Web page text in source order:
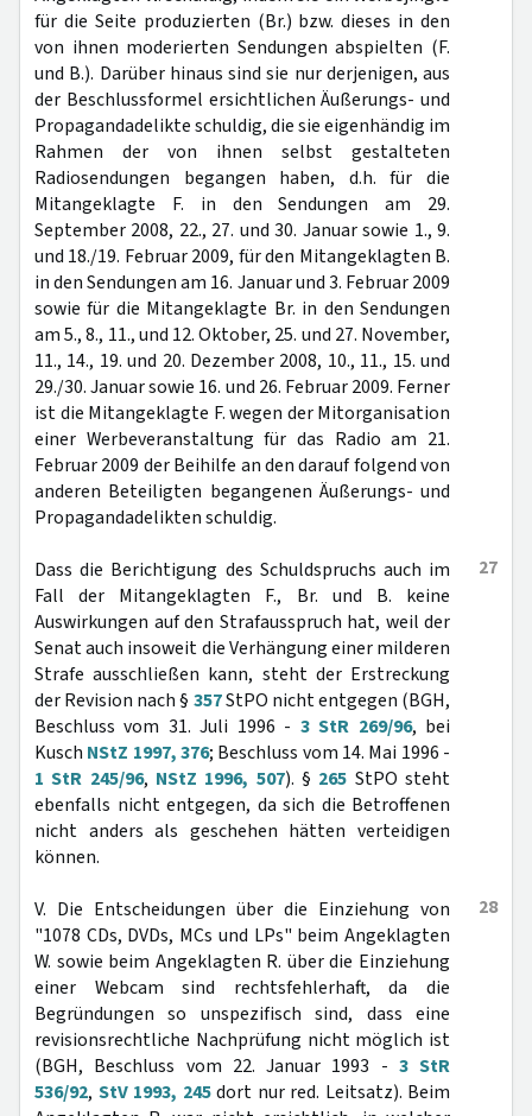
für die Seite produzierten (Br.) bzw. dieses in den
von ihnen moderierten Sendungen abspielten (F.
und B.). Darüber hinaus sind sie nur derjenigen, aus
der Beschlussformel ersichtlichen Äußerungs- und
Propagandadelikte schuldig, die sie eigenhändig im
Rahmen der von ihnen selbst gestalteten
Radiosendungen begangen haben, d.h. für die
Mitangeklagte F. in den Sendungen am 29.
September 2008, 22., 27. und 30. Januar sowie 1., 9.
und 18./19. Februar 2009, für den Mitangeklagten B.
in den Sendungen am 16. Januar und 3. Februar 2009
sowie für die Mitangeklagte Br. in den Sendungen
am 5., 8., 11., und 12. Oktober, 25. und 27. November,
11., 14., 19. und 20. Dezember 2008, 10., 11., 15. und
29./30. Januar sowie 16. und 26. Februar 2009. Ferner
ist die Mitangeklagte F. wegen der Mitorganisation
einer Werbeveranstaltung für das Radio am 21.
Februar 2009 der Beihilfe an den darauf folgend von
anderen Beteiligten begangenen Äußerungs- und
Propagandadelikten schuldig.
27
Dass die Berichtigung des Schuldspruchs auch im
Fall der Mitangeklagten F., Br. und B. keine
Auswirkungen auf den Strafausspruch hat, weil der
Senat auch insoweit die Verhängung einer milderen
Strafe ausschließen kann, steht der Erstreckung
der Revision nach § 357StPO nicht entgegen (BGH,
Beschluss vom 31. Juli 1996 - 3 StR 269/96, bei
Kusch NStZ 1997, 376; Beschluss vom 14. Mai 1996 -
1 StR 245/96, NStZ 1996, 507). § 265 StPO steht
ebenfalls nicht entgegen, da sich die Betroffenen
nicht anders als geschehen hätten verteidigen
können.
28
V. Die Entscheidungen über die Einziehung von
"1078 CDs, DVDs, MCs und LPs" beim Angeklagten
W. sowie beim Angeklagten R. über die Einziehung
einer Webcam sind rechtsfehlerhaft, da die
Begründungen so unspezifisch sind, dass eine
revisionsrechtliche Nachprüfung nicht möglich ist
(BGH, Beschluss vom 22. Januar 1993 - 3 StR
536/92, StV 1993, 245dort nur red. Leitsatz). Beim